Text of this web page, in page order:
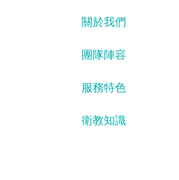
關於我們
團隊陣容
服務特色
衛教知識